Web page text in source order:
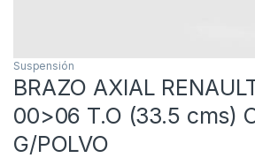
Suspensión
BRAZO AXIAL
00>06 T.O (33.5 cms)
G/POLVO